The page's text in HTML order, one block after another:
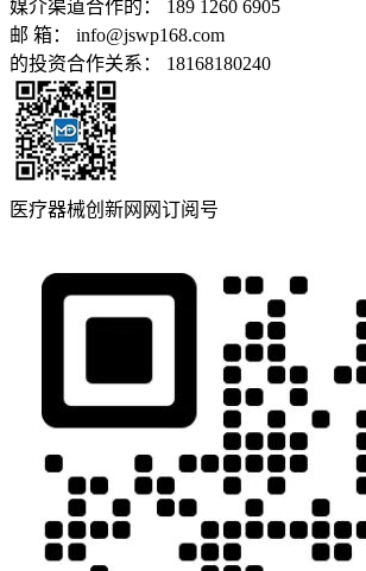
媒介渠道合作的： 189 1260 6905
邮 箱： info@jswp168.com
的投资合作关系： 18168180240
医疗器械创新网网订阅号